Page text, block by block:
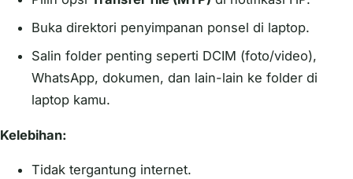
Buka direktori penyimpanan ponsel di laptop.
Salin folder penting seperti DCIM (foto/video),
WhatsApp, dokumen, dan lain-lain ke folder di
laptop kamu.
Kelebihan:
Tidak tergantung internet.